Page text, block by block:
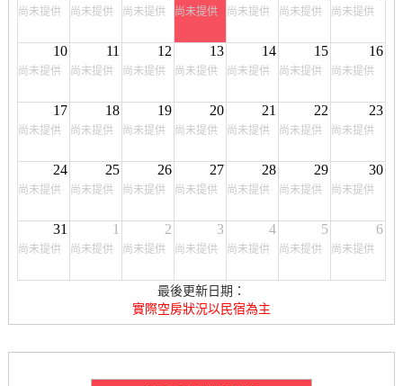
尚未提供 尚未提供 尚未提供 尚未提供 尚未提供 尚未提供 尚未提供
10
尚未提供
11
尚未提供
12
尚未提供
13
尚未提供
14
尚未提供
15
尚未提供
16
尚未提供
17
尚未提供
18
尚未提供
19
尚未提供
20
尚未提供
21
尚未提供
22
尚未提供
23
尚未提供
24
尚未提供
25
尚未提供
26
尚未提供
27
尚未提供
28
尚未提供
29
尚未提供
30
尚未提供
31
尚未提供
1
尚未提供
2
尚未提供
3
尚未提供
4
尚未提供
5
尚未提供
6
尚未提供
最後更新日期：
實際空房狀況以民宿為主